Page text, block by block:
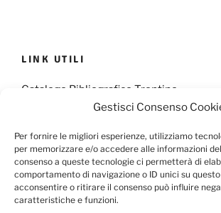
Gestisci Consenso
Per fornire le migliori esperienze, utilizziamo
per memorizzare e/o accedere alle informazioni
consenso a queste tecnologie ci permetterà di
comportamento di navigazione o ID unici su
acconsentire o ritirare il consenso può influire
caratteristiche e funzioni.
LINK UTILI
Catalogo Bibliografico Trentino
Cookie Policy Privacy Policy